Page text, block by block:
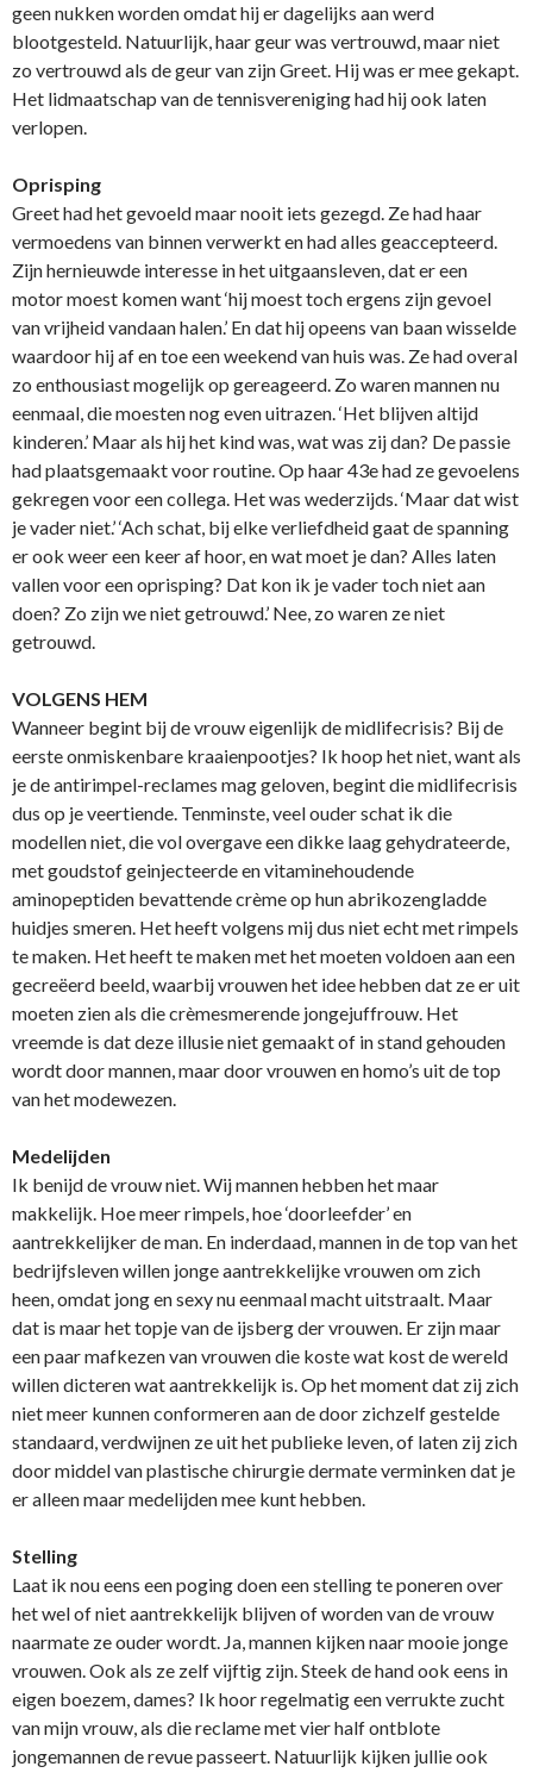
geen nukken worden omdat hij er dagelijks aan werd
blootgesteld. Natuurlijk, haar geur was vertrouwd, maar niet
zo vertrouwd als de geur van zijn Greet. Hij was er mee gekapt.
Het lidmaatschap van de tennisvereniging had hij ook laten
verlopen.
Oprisping
Greet had het gevoeld maar nooit iets gezegd. Ze had haar
vermoedens van binnen verwerkt en had alles geaccepteerd.
Zijn hernieuwde interesse in het uitgaansleven, dat er een
motor moest komen want ‘hij moest toch ergens zijn gevoel
van vrijheid vandaan halen.’ En dat hij opeens van baan wisselde
waardoor hij af en toe een weekend van huis was. Ze had overal
zo enthousiast mogelijk op gereageerd. Zo waren mannen nu
eenmaal, die moesten nog even uitrazen. ‘Het blijven altijd
kinderen.’ Maar als hij het kind was, wat was zij dan? De passie
had plaatsgemaakt voor routine. Op haar 43e had ze gevoelens
gekregen voor een collega. Het was wederzijds. ‘Maar dat wist
je vader niet.’ ‘Ach schat, bij elke verliefdheid gaat de spanning
er ook weer een keer af hoor, en wat moet je dan? Alles laten
vallen voor een oprisping? Dat kon ik je vader toch niet aan
doen? Zo zijn we niet getrouwd.’ Nee, zo waren ze niet
getrouwd.
VOLGENS HEM
Wanneer begint bij de vrouw eigenlijk de midlifecrisis? Bij de
eerste onmiskenbare kraaienpootjes? Ik hoop het niet, want als
je de antirimpel-reclames mag geloven, begint die midlifecrisis
dus op je veertiende. Tenminste, veel ouder schat ik die
modellen niet, die vol overgave een dikke laag gehydrateerde,
met goudstof geinjecteerde en vitaminehoudende
aminopeptiden bevattende crème op hun abrikozengladde
huidjes smeren. Het heeft volgens mij dus niet echt met rimpels
te maken. Het heeft te maken met het moeten voldoen aan een
gecreëerd beeld, waarbij vrouwen het idee hebben dat ze er uit
moeten zien als die crèmesmerende jongejuffrouw. Het
vreemde is dat deze illusie niet gemaakt of in stand gehouden
wordt door mannen, maar door vrouwen en homo’s uit de top
van het modewezen.
Medelijden
Ik benijd de vrouw niet. Wij mannen hebben het maar
makkelijk. Hoe meer rimpels, hoe ‘doorleefder’ en
aantrekkelijker de man. En inderdaad, mannen in de top van het
bedrijfsleven willen jonge aantrekkelijke vrouwen om zich
heen, omdat jong en sexy nu eenmaal macht uitstraalt. Maar
dat is maar het topje van de ijsberg der vrouwen. Er zijn maar
een paar mafkezen van vrouwen die koste wat kost de wereld
willen dicteren wat aantrekkelijk is. Op het moment dat zij zich
niet meer kunnen conformeren aan de door zichzelf gestelde
standaard, verdwijnen ze uit het publieke leven, of laten zij zich
door middel van plastische chirurgie dermate verminken dat je
er alleen maar medelijden mee kunt hebben.
Stelling
Laat ik nou eens een poging doen een stelling te poneren over
het wel of niet aantrekkelijk blijven of worden van de vrouw
naarmate ze ouder wordt. Ja, mannen kijken naar mooie jonge
vrouwen. Ook als ze zelf vijftig zijn. Steek de hand ook eens in
eigen boezem, dames? Ik hoor regelmatig een verrukte zucht
van mijn vrouw, als die reclame met vier half ontblote
jongemannen de revue passeert. Natuurlijk kijken jullie ook